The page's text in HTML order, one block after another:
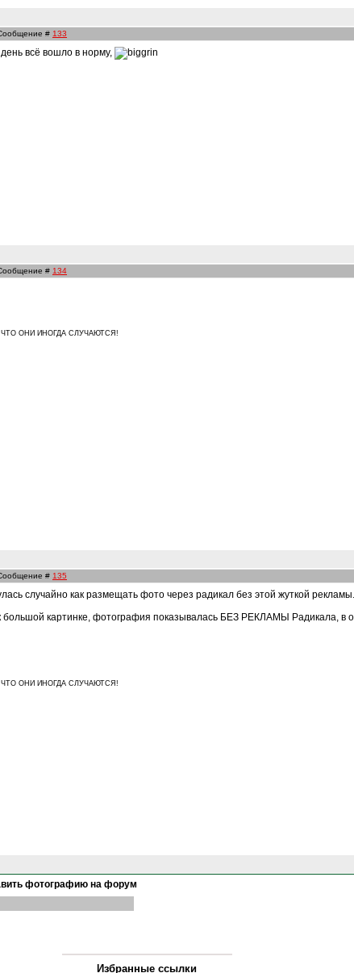
# 133
всё вошло в норму,
# 134
ОНИ ИНОГДА СЛУЧАЮТСЯ!
# 135
случайно как размещать фото через радикал без этой жуткой
картинке, фотография показывалась БЕЗ РЕКЛАМЫ Радикала, в
ОНИ ИНОГДА СЛУЧАЮТСЯ!
фотографию на форум
Избранные ссылки